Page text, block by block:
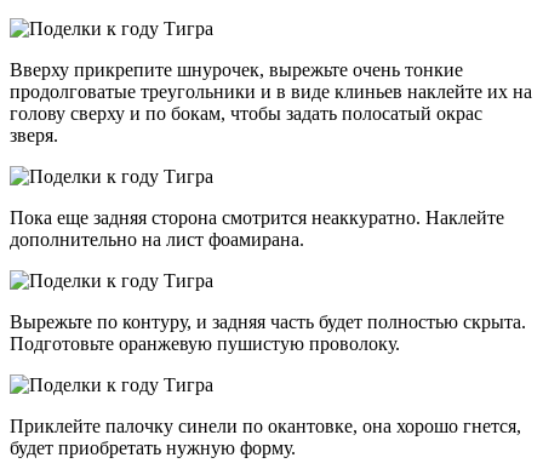
Вверху прикрепите шнурочек, вырежьте очень тонкие
продолговатые треугольники и в виде клиньев наклейте их на
голову сверху и по бокам, чтобы задать полосатый окрас
зверя.
Пока еще задняя сторона смотрится неаккуратно. Наклейте
дополнительно на лист фоамирана.
Вырежьте по контуру, и задняя часть будет полностью скрыта.
Подготовьте оранжевую пушистую проволоку.
Приклейте палочку синели по окантовке, она хорошо гнется,
будет приобретать нужную форму.